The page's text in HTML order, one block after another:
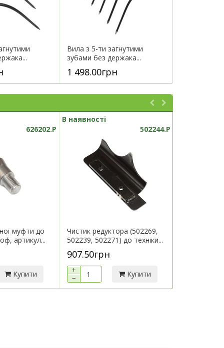
Вила з 5-ти загнутими
зубами без держака...
1 498.00грн
626202.P
муфти до
артикул...
Купити
В наявності
502244.P
Чистик редуктора (502269,
502239, 502271) до техніки...
907.50грн
+
−
Купити